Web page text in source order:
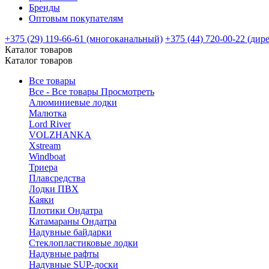
Бренды
Оптовым покупателям
+375 (29) 119-66-61 (многоканальный) +375 (44) 720-00-22
Каталог товаров
Каталог товаров
Все товары
Все - Все товары Просмотреть
Алюминиевые лодки
Малютка
Lord River
VOLZHANKA
Xstream
Windboat
Триера
Плавсредства
Лодки ПВХ
Каяки
Плотики Ондатра
Катамараны Ондатра
Надувные байдарки
Стеклопластиковые лодки
Надувные рафты
Надувные SUP-доски